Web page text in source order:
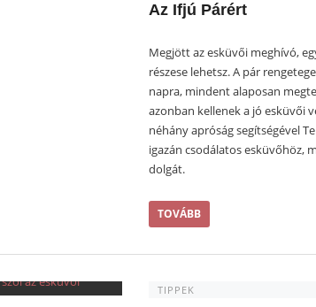
Az Ifjú Párért
Megjött az esküvői meghívó,
részese lehetsz. A pár
napra, mindent alaposan
azonban kellenek a jó esküvői
néhány apróság segítségével
igazán csodálatos esküvőhöz,
dolgát.
TOVÁBB
TIPPEK